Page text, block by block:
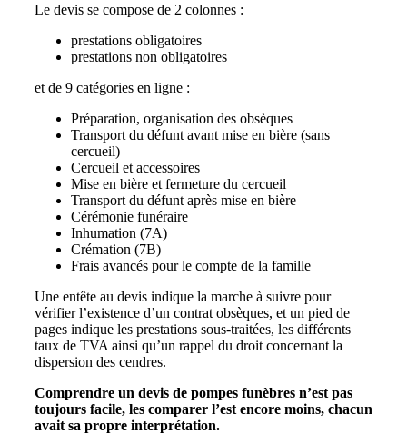
Le devis se compose de 2 colonnes :
prestations obligatoires
prestations non obligatoires
et de 9 catégories en ligne :
Préparation, organisation des obsèques
Transport du défunt avant mise en bière (sans
cercueil)
Cercueil et accessoires
Mise en bière et fermeture du cercueil
Transport du défunt après mise en bière
Cérémonie funéraire
Inhumation (7A)
Crémation (7B)
Frais avancés pour le compte de la famille
Une entête au devis indique la marche à suivre pour
vérifier l’existence d’un contrat obsèques, et un pied de
pages indique les prestations sous-traitées, les différents
taux de TVA ainsi qu’un rappel du droit concernant la
dispersion des cendres.
Comprendre un devis de pompes funèbres n’est pas
toujours facile, les comparer l’est encore moins, chacun
avait sa propre interprétation.